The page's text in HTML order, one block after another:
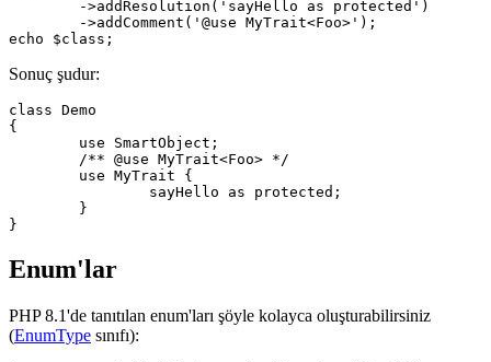
Sonuç şudur:
class Demo
{
Enum'lar
PHP 8.1'de tanıtılan enum'ları şöyle kolayca oluşturabilirsiniz
(EnumType sınıfı):